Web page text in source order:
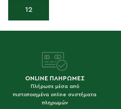
Προσθήκη στο καλάθι
ONLINE ΠΛΗΡΩΜΕΣ
Πλήρωσε μέσα από
πιστοποιημένα online συστήματα
πληρωμών